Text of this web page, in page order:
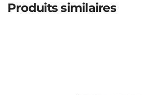
Produits similaires